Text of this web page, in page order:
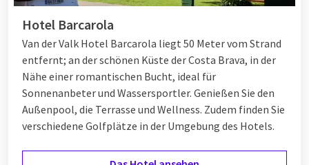
Hotel Barcarola
Van der Valk Hotel Barcarola liegt 50 Meter vom Strand
entfernt; an der schönen Küste der Costa Brava, in der
Nähe einer romantischen Bucht, ideal für
Sonnenanbeter und Wassersportler. Genießen Sie den
Außenpool, die Terrasse und Wellness. Zudem finden Sie
verschiedene Golfplätze in der Umgebung des Hotels.